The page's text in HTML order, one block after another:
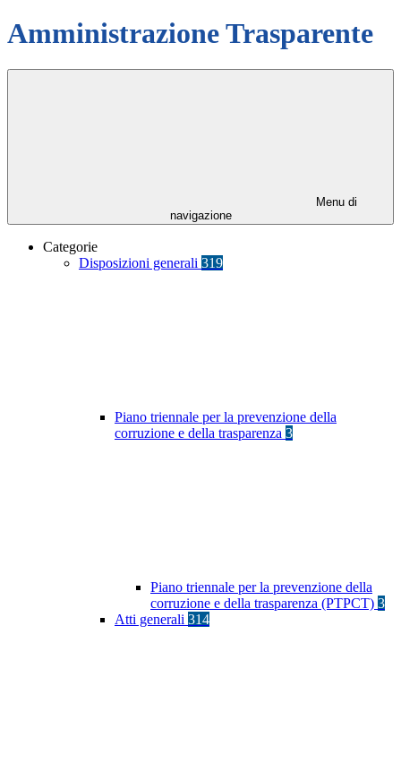
Amministrazione Trasparente
Menu di
navigazione
Categorie
Disposizioni generali 319
Piano triennale per la prevenzione della
corruzione e della trasparenza 3
Piano triennale per la prevenzione della
corruzione e della trasparenza (PTPCT) 3
Atti generali 314